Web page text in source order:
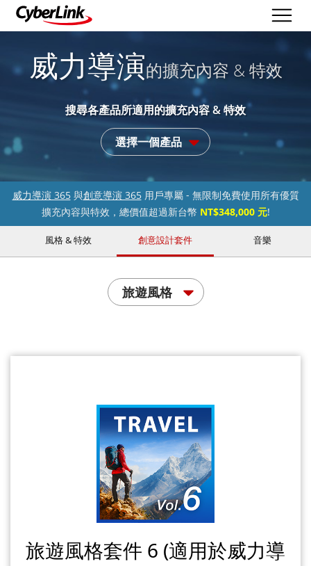
威力導演的擴充內容 & 特效
搜尋各產品所適用的擴充內容 & 特效
選擇一個產品
威力導演 365與創意導演 365用戶專屬 - 無限制免費使用所有優質
擴充內容與特效，總價值超過新台幣 NT$348,000 元!
風格 & 特效 創意設計套件 音樂
旅遊風格
旅遊風格套件 6 (適用於威力導